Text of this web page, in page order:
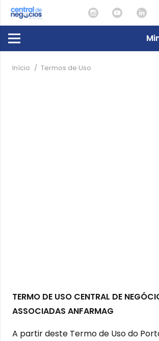
Início / Termos de Uso
TERMO DE USO CENTRAL DE
ASSOCIADAS ANFARMAG
A partir deste Termo de Uso do